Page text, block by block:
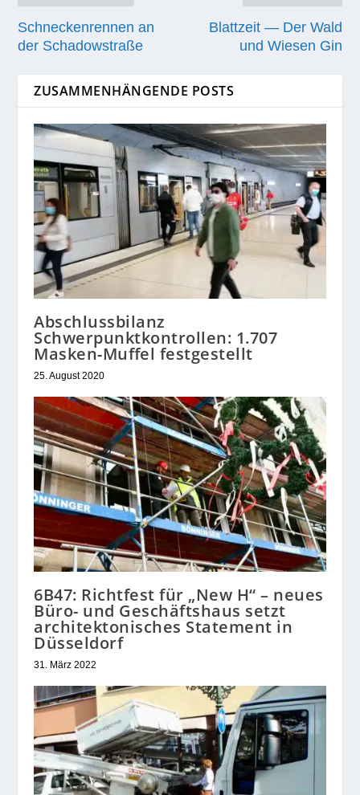
Schneckenrennen an
der Schadowstraße
Blattzeit — Der Wald
und Wiesen Gin
ZUSAMMENHÄNGENDE POSTS
Abschlussbilanz
Schwerpunktkontrollen: 1.707
Masken-Muffel festgestellt
25. August 2020
6B47: Richtfest für „New H“ – neues
Büro- und Geschäftshaus setzt
architektonisches Statement in
Düsseldorf
31. März 2022